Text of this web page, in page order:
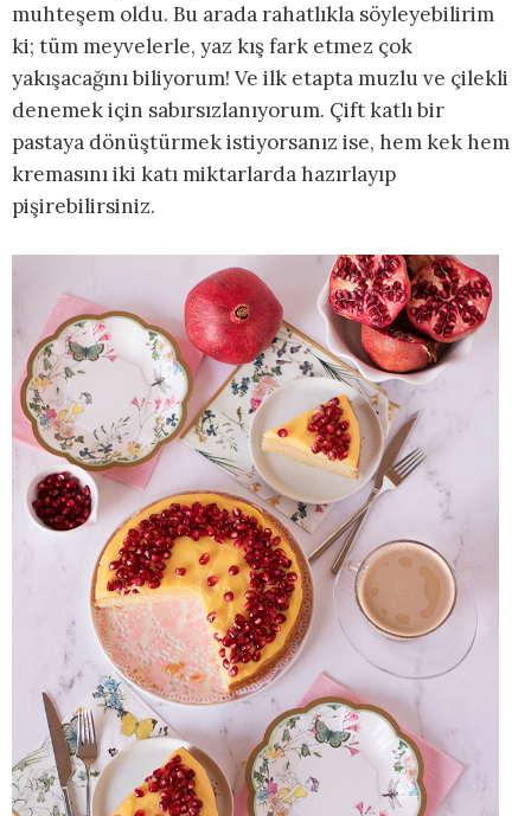
muhteşem oldu. Bu arada rahatlıkla söyleyebilirim
ki; tüm meyvelerle, yaz kış fark etmez çok
yakışacağını biliyorum! Ve ilk etapta muzlu ve çilekli
denemek için sabırsızlanıyorum. Çift katlı bir
pastaya dönüştürmek istiyorsanız ise, hem kek hem
kremasını iki katı miktarlarda hazırlayıp
pişirebilirsiniz.